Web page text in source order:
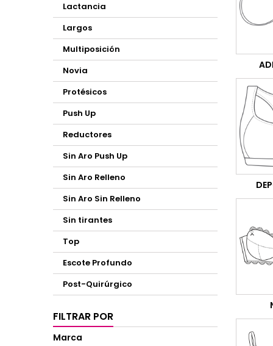
Lactancia
Largos
Multiposición
Novia
Protésicos
Push Up
Reductores
Sin Aro Push Up
Sin Aro Relleno
Sin Aro Sin Relleno
Sin tirantes
Top
Escote Profundo
Post-Quirúrgico
FILTRAR POR
Marca